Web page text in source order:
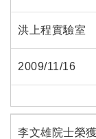
洪上程實驗室
2009/11/16
李文雄院士榮